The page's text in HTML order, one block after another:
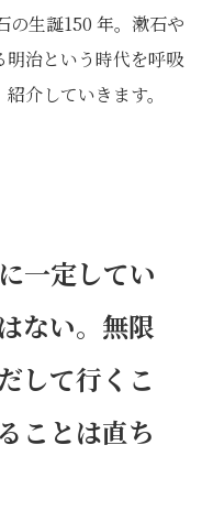
の生誕150 年。漱石や
治という時代を呼吸
介していきます。
一定してい
ない。無限
して行くこ
ことは直ち